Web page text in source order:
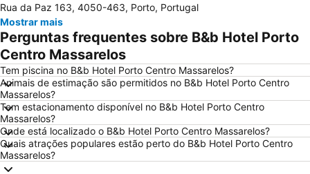
Praia do Furadouro
Cais de Gaia
Magikland
Pavilhão Rosa Mota
Norteshopping
Baixa
Centro Histórico do Porto
Casa da Música
Parque & Zoo Santo Inácio
Estação São Bento
Aver-o-Mar Beach
Europarque
Matosinhos Beach
Praia da Aguda
Parque da Cidade
Hotel Solverde Beach
Rua da Paz 163, 4050-463, Porto, Portugal
Mostrar mais
Perguntas frequentes sobre B&b Hotel Porto
Centro Massarelos
Tem piscina no B&b Hotel Porto Centro Massarelos?
Animais de estimação são permitidos no B&b Hotel Porto Centro
Massarelos?
Tem estacionamento disponível no B&b Hotel Porto Centro
Massarelos?
Onde está localizado o B&b Hotel Porto Centro Massarelos?
Quais atrações populares estão perto do B&b Hotel Porto Centro
Massarelos?